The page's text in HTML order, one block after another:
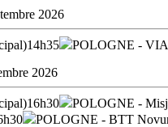
2026
14h35 POLOGNE - VIA
2026
16h30 POLOGNE -
POLOGNE - BTT